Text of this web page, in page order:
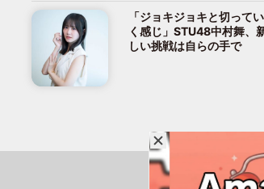
「ジョキジョキと切ってい
く感じ」STU48中村舞、
しい挑戦は自らの手で